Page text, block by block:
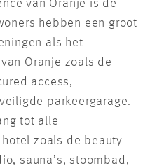
van Oranje is de
hebben een groot
als het
Oranje zoals de
access,
parkeergarage.
tot alle
zoals de beauty-
sauna’s, stoombad,